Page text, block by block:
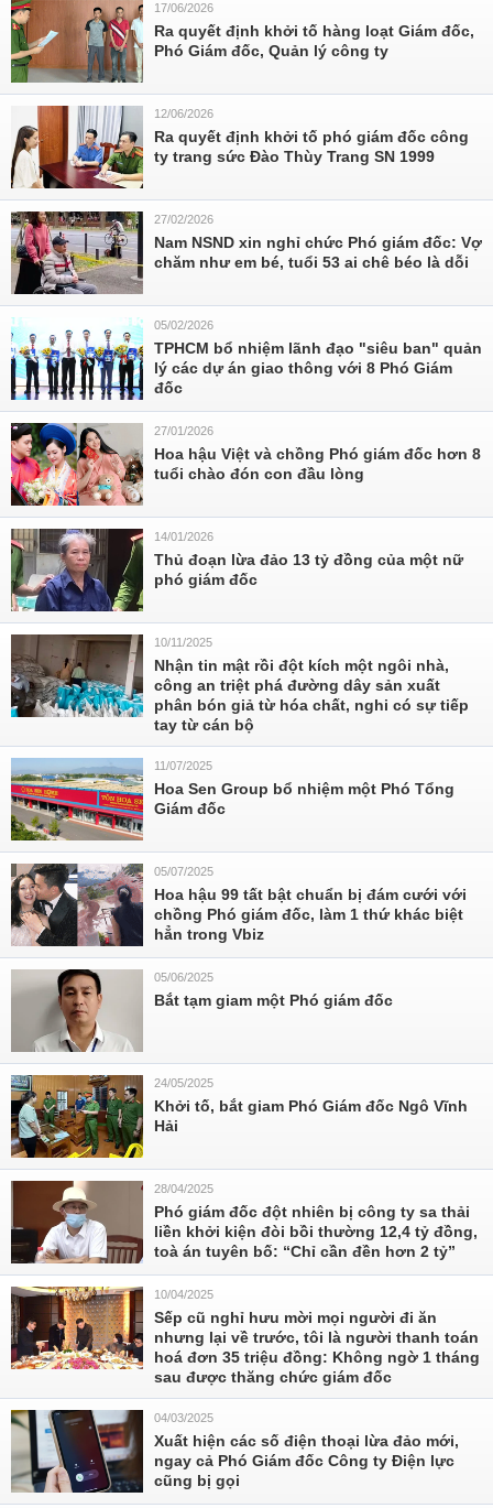
17/06/2026
Ra quyết định khởi tố hàng loạt Giám đốc,
Phó Giám đốc, Quản lý công ty
12/06/2026
Ra quyết định khởi tố phó giám đốc công
ty trang sức Đào Thùy Trang SN 1999
27/02/2026
Nam NSND xin nghỉ chức Phó giám đốc: Vợ
chăm như em bé, tuổi 53 ai chê béo là dỗi
05/02/2026
TPHCM bổ nhiệm lãnh đạo "siêu ban" quản
lý các dự án giao thông với 8 Phó Giám
đốc
27/01/2026
Hoa hậu Việt và chồng Phó giám đốc hơn 8
tuổi chào đón con đầu lòng
14/01/2026
Thủ đoạn lừa đảo 13 tỷ đồng của một nữ
phó giám đốc
10/11/2025
Nhận tin mật rồi đột kích một ngôi nhà,
công an triệt phá đường dây sản xuất
phân bón giả từ hóa chất, nghi có sự tiếp
tay từ cán bộ
11/07/2025
Hoa Sen Group bổ nhiệm một Phó Tổng
Giám đốc
05/07/2025
Hoa hậu 99 tất bật chuẩn bị đám cưới với
chồng Phó giám đốc, làm 1 thứ khác biệt
hẳn trong Vbiz
05/06/2025
Bắt tạm giam một Phó giám đốc
24/05/2025
Khởi tố, bắt giam Phó Giám đốc Ngô Vĩnh
Hải
28/04/2025
Phó giám đốc đột nhiên bị công ty sa thải
liền khởi kiện đòi bồi thường 12,4 tỷ đồng,
toà án tuyên bố: “Chỉ cần đền hơn 2 tỷ”
10/04/2025
Sếp cũ nghỉ hưu mời mọi người đi ăn
nhưng lại về trước, tôi là người thanh toán
hoá đơn 35 triệu đồng: Không ngờ 1 tháng
sau được thăng chức giám đốc
04/03/2025
Xuất hiện các số điện thoại lừa đảo mới,
ngay cả Phó Giám đốc Công ty Điện lực
cũng bị gọi